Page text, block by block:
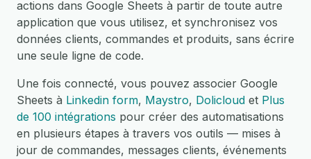
actions dans Google Sheets à partir de toute autre
application que vous utilisez, et synchronisez vos
données clients, commandes et produits, sans écrire
une seule ligne de code.
Une fois connecté, vous pouvez associer Google
Sheets à Linkedin form, Maystro, Dolicloud et Plus
de 100 intégrations pour créer des automatisations
en plusieurs étapes à travers vos outils — mises à
jour de commandes, messages clients, événements